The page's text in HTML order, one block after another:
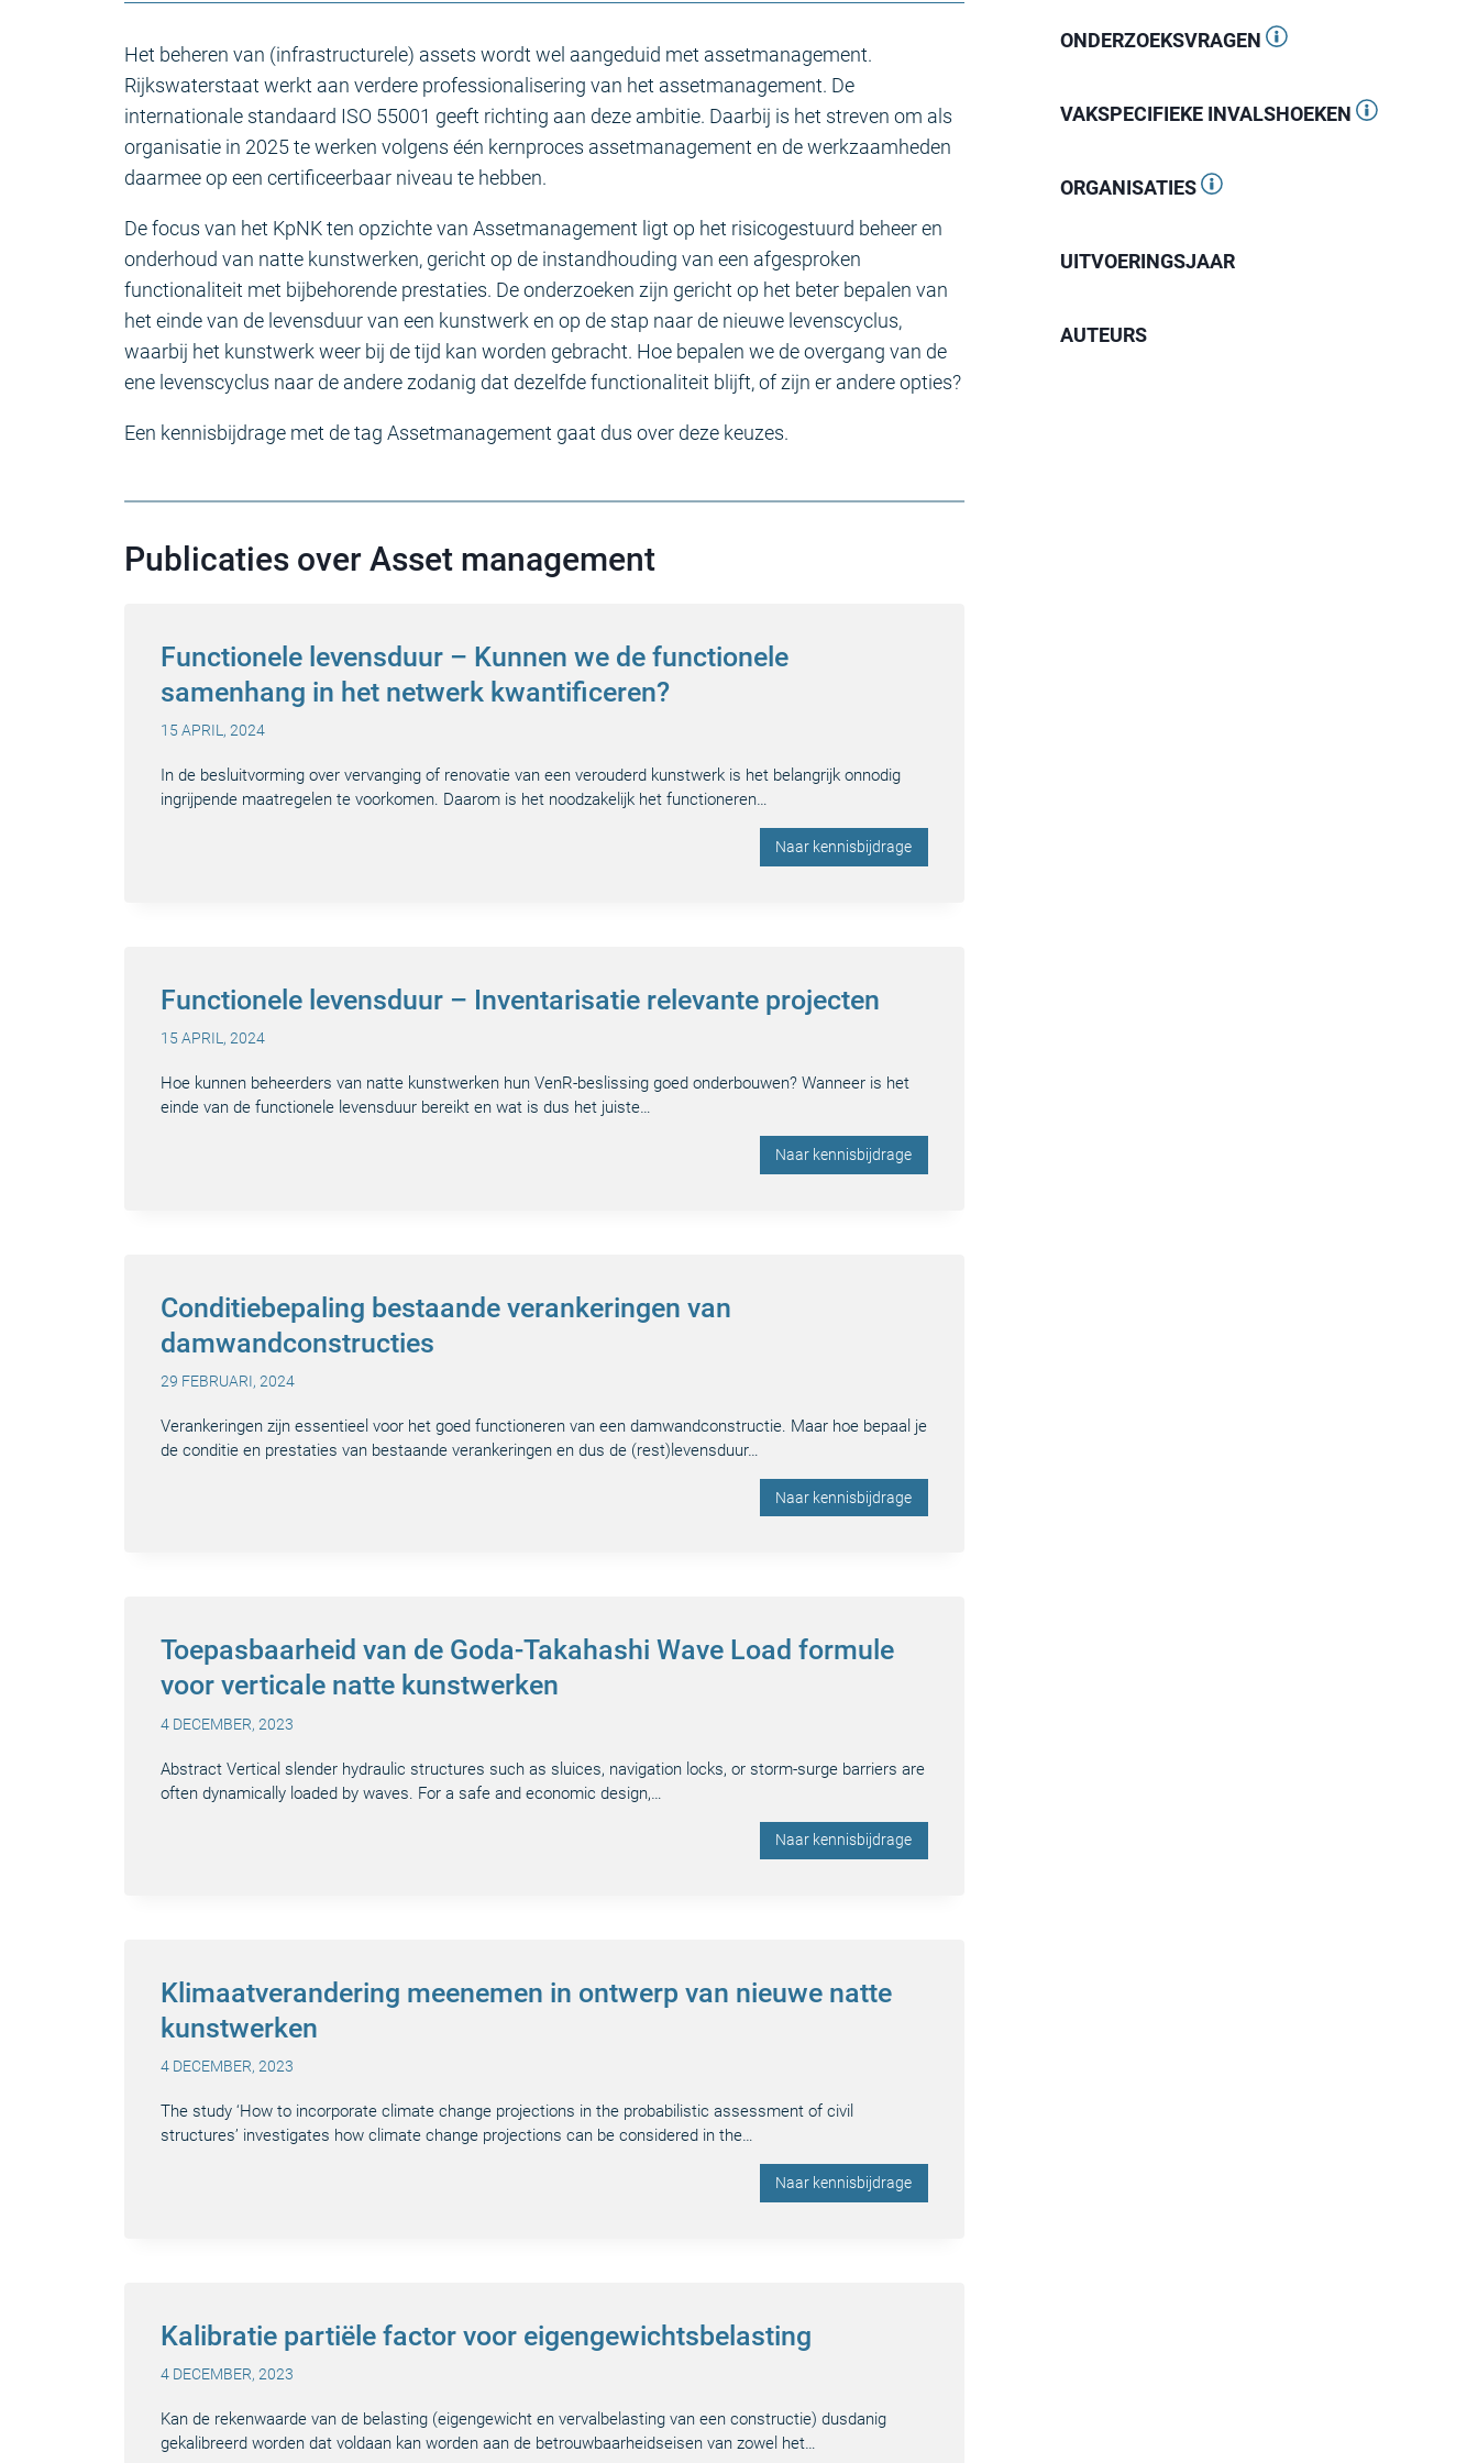
Het beheren van (infrastructurele) assets wordt wel aangeduid met assetmanagement.
Rijkswaterstaat werkt aan verdere professionalisering van het assetmanagement. De
internationale standaard ISO 55001 geeft richting aan deze ambitie. Daarbij is het streven om als
organisatie in 2025 te werken volgens één kernproces assetmanagement en de werkzaamheden
daarmee op een certificeerbaar niveau te hebben.
De focus van het KpNK ten opzichte van Assetmanagement ligt op het risicogestuurd beheer en
onderhoud van natte kunstwerken, gericht op de instandhouding van een afgesproken
functionaliteit met bijbehorende prestaties. De onderzoeken zijn gericht op het beter bepalen van
het einde van de levensduur van een kunstwerk en op de stap naar de nieuwe levenscyclus,
waarbij het kunstwerk weer bij de tijd kan worden gebracht. Hoe bepalen we de overgang van de
ene levenscyclus naar de andere zodanig dat dezelfde functionaliteit blijft, of zijn er andere opties?
Een kennisbijdrage met de tag Assetmanagement gaat dus over deze keuzes.
Publicaties over Asset management
Functionele levensduur – Kunnen we de functionele
samenhang in het netwerk kwantificeren?
15 APRIL, 2024
In de besluitvorming over vervanging of renovatie van een verouderd kunstwerk is het belangrijk onnodig
ingrijpende maatregelen te voorkomen. Daarom is het noodzakelijk het functioneren…
Naar kennisbijdrage
Functionele levensduur – Inventarisatie relevante projecten
15 APRIL, 2024
Hoe kunnen beheerders van natte kunstwerken hun VenR-beslissing goed onderbouwen? Wanneer is het
einde van de functionele levensduur bereikt en wat is dus het juiste…
Naar kennisbijdrage
Conditiebepaling bestaande verankeringen van
damwandconstructies
29 FEBRUARI, 2024
Verankeringen zijn essentieel voor het goed functioneren van een damwandconstructie. Maar hoe bepaal je
de conditie en prestaties van bestaande verankeringen en dus de (rest)levensduur…
Naar kennisbijdrage
Toepasbaarheid van de Goda-Takahashi Wave Load formule
voor verticale natte kunstwerken
4 DECEMBER, 2023
Abstract Vertical slender hydraulic structures such as sluices, navigation locks, or storm-surge barriers are
often dynamically loaded by waves. For a safe and economic design,…
Naar kennisbijdrage
Klimaatverandering meenemen in ontwerp van nieuwe natte
kunstwerken
4 DECEMBER, 2023
The study ‘How to incorporate climate change projections in the probabilistic assessment of civil
structures’ investigates how climate change projections can be considered in the…
Naar kennisbijdrage
Kalibratie partiële factor voor eigengewichtsbelasting
4 DECEMBER, 2023
Kan de rekenwaarde van de belasting (eigengewicht en vervalbelasting van een constructie) dusdanig
gekalibreerd worden dat voldaan kan worden aan de betrouwbaarheidseisen van zowel het…
ONDERZOEKSVRAGEN
VAKSPECIFIEKE INVALSHOEKEN
ORGANISATIES
UITVOERINGSJAAR
AUTEURS